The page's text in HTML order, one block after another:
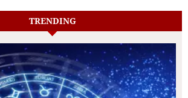
TRENDING